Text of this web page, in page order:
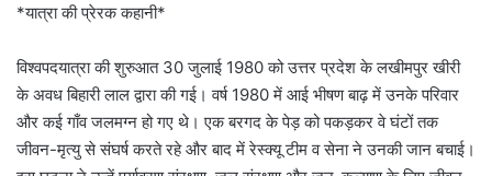
*यात्रा की प्रेरक कहानी*
विश्वपदयात्रा की शुरुआत 30 जुलाई 1980 को उत्तर प्रदेश के लखीमपुर खीरी
के अवध बिहारी लाल द्वारा की गई। वर्ष 1980 में आई भीषण बाढ़ में उनके परिवार
और कई गाँव जलमग्न हो गए थे। एक बरगद के पेड़ को पकड़कर वे घंटों तक
जीवन-मृत्यु से संघर्ष करते रहे और बाद में रेस्क्यू टीम व सेना ने उनकी जान बचाई।